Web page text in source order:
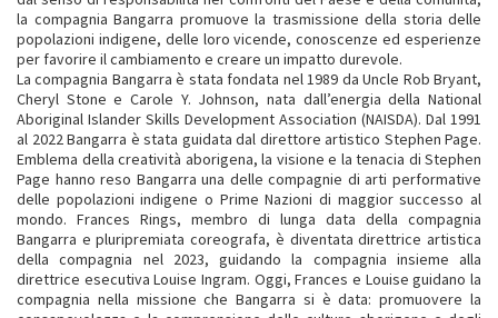
la compagnia Bangarra promuove la trasmissione della storia delle
popolazioni indigene, delle loro vicende, conoscenze ed esperienze
per favorire il cambiamento e creare un impatto durevole.
La compagnia Bangarra è stata fondata nel 1989 da Uncle Rob Bryant,
Cheryl Stone e Carole Y. Johnson, nata dall’energia della National
Aboriginal Islander Skills Development Association (NAISDA). Dal 1991
al 2022 Bangarra è stata guidata dal direttore artistico Stephen Page.
Emblema della creatività aborigena, la visione e la tenacia di Stephen
Page hanno reso Bangarra una delle compagnie di arti performative
delle popolazioni indigene o Prime Nazioni di maggior successo al
mondo. Frances Rings, membro di lunga data della compagnia
Bangarra e pluripremiata coreografa, è diventata direttrice artistica
della compagnia nel 2023, guidando la compagnia insieme alla
direttrice esecutiva Louise Ingram. Oggi, Frances e Louise guidano la
compagnia nella missione che Bangarra si è data: promuovere la